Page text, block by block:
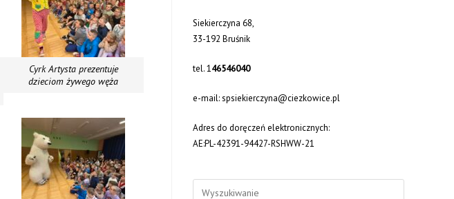
Cyrk Artysta prezentuje
dzieciom żywego węża
Siekierczyna 68,
33-192 Bruśnik
tel. 146546040
e-mail: spsiekierczyna@ciezkowice.pl
Adres do doręczeń elektronicznych:
AE:PL-42391-94427-RSHWW-21